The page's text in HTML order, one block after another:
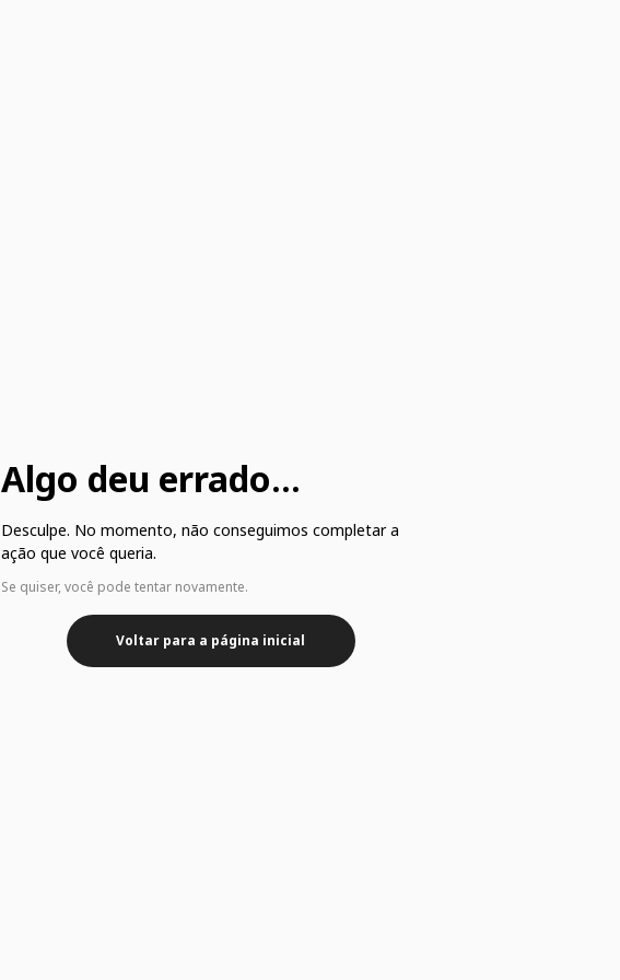
Algo deu errado...
Desculpe. No momento, não conseguimos completar a
ação que você queria.
Se quiser, você pode tentar novamente.
Voltar para a página inicial